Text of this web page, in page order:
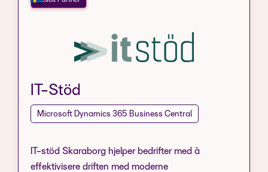
IT-Stöd
Microsoft Dynamics 365 Business Central
IT-stöd Skaraborg hjelper bedrifter med å
effektivisere driften med moderne